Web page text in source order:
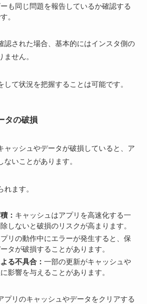
も同じ問題を報告しているか確認する
。
認された場合、基本的にはインスタ側の
せん。
して状況を把握することは可能です。
タの破損
ャッシュやデータが破損していると、ア
いことがあります。
ます。
： キャッシュはアプリを高速化する一
しないと破損のリスクが高まります。
リの動作中にエラーが発生すると、保
タが破損することがあります。
る不具合：一部の更新がキャッシュや
影響を与えることがあります。
プリのキャッシュやデータをクリアする